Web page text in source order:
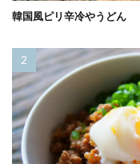
韓国風ピリ辛冷やうどん